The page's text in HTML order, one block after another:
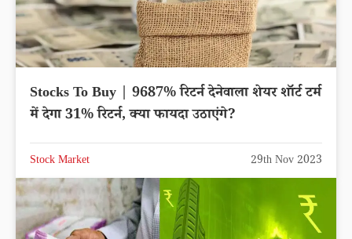
Stocks To Buy | 9687% रिटर्न देनेवाला शेयर शॉर्ट टर्म
में देगा 31% रिटर्न, क्या फायदा उठाएंगे?
Stock Market 29th Nov 2023